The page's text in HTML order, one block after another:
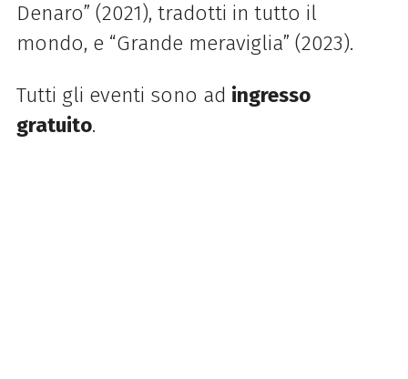
Denaro” (2021), tradotti in tutto il
mondo, e “Grande meraviglia” (2023).
Tutti gli eventi sono ad ingresso
gratuito.